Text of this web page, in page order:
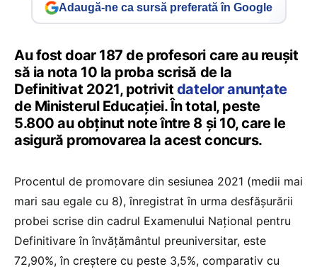
Adaugă-ne ca sursă preferată în Google
Au fost doar 187 de profesori care au reușit
să ia nota 10 la proba scrisă de la
Definitivat 2021, potrivit datelor anunțate
de Ministerul Educației. În total, peste
5.800 au obținut note între 8 și 10, care le
asigură promovarea la acest concurs.
Procentul de promovare din sesiunea 2021 (medii mai
mari sau egale cu 8), înregistrat în urma desfășurării
probei scrise din cadrul Examenului Național pentru
Definitivare în învățământul preuniversitar, este
72,90%, în creștere cu peste 3,5%, comparativ cu